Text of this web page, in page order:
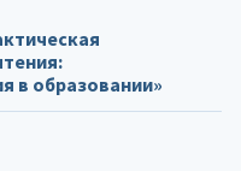
в образовании»